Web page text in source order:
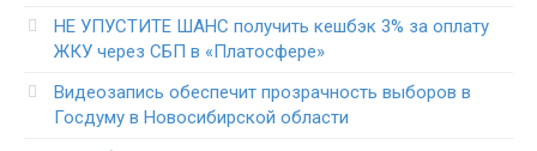
НЕ УПУСТИТЕ ШАНС получить кешбэк 3% за оплату
ЖКУ через СБП в «Платосфере»
Видеозапись обеспечит прозрачность выборов в
Госдуму в Новосибирской области